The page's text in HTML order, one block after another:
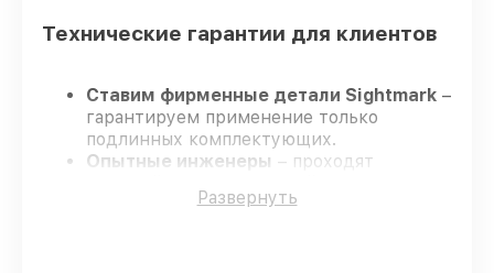
Технические гарантии для клиентов
Ставим фирменные детали Sightmark –
гарантируем применение только
подлинных комплектующих.
Опытные инженеры – проходят
гарантирует качество выполняемых
Развернуть